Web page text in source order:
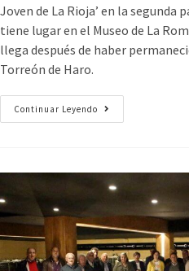
Joven de La Rioja’ en la segunda
tiene lugar en el Museo de La
llega después de haber
Torreón de Haro.
Continuar Leyendo